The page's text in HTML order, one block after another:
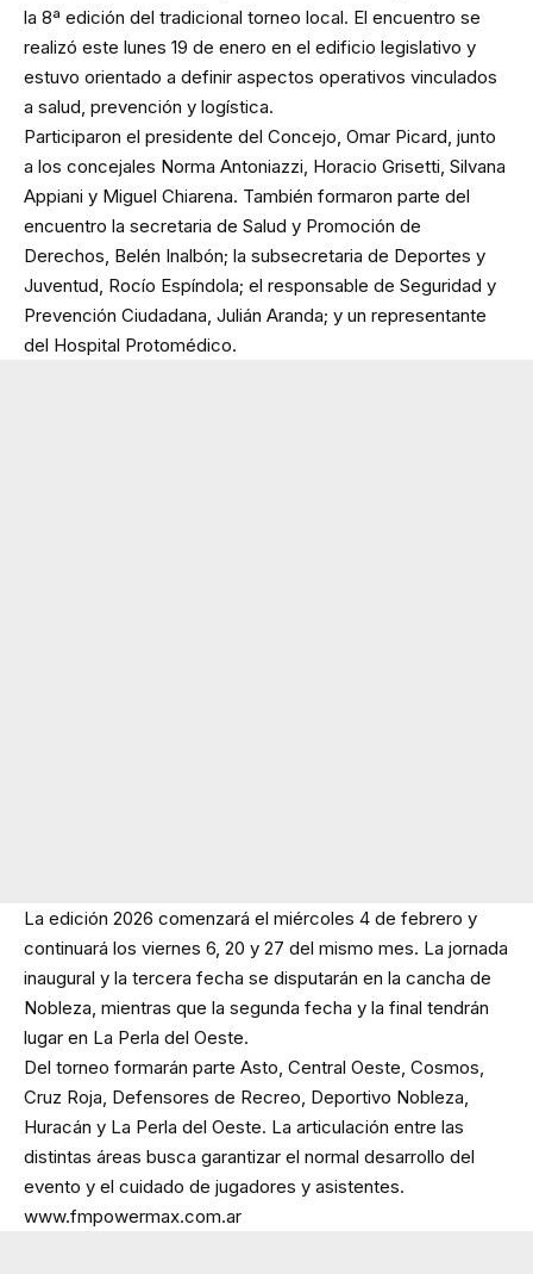
la 8ª edición del tradicional torneo local. El encuentro se
realizó este lunes 19 de enero en el edificio legislativo y
estuvo orientado a definir aspectos operativos vinculados
a salud, prevención y logística.
Participaron el presidente del Concejo, Omar Picard, junto
a los concejales Norma Antoniazzi, Horacio Grisetti, Silvana
Appiani y Miguel Chiarena. También formaron parte del
encuentro la secretaria de Salud y Promoción de
Derechos, Belén Inalbón; la subsecretaria de Deportes y
Juventud, Rocío Espíndola; el responsable de Seguridad y
Prevención Ciudadana, Julián Aranda; y un representante
del Hospital Protomédico.
La edición 2026 comenzará el miércoles 4 de febrero y
continuará los viernes 6, 20 y 27 del mismo mes. La jornada
inaugural y la tercera fecha se disputarán en la cancha de
Nobleza, mientras que la segunda fecha y la final tendrán
lugar en La Perla del Oeste.
Del torneo formarán parte Asto, Central Oeste, Cosmos,
Cruz Roja, Defensores de Recreo, Deportivo Nobleza,
Huracán y La Perla del Oeste. La articulación entre las
distintas áreas busca garantizar el normal desarrollo del
evento y el cuidado de jugadores y asistentes.
www.fmpowermax.com.ar